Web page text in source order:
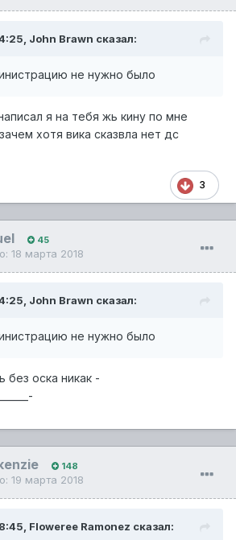
John Brawn сказал:
не нужно было
я на тебя жь кину по мне
хотя вика сказвла нет дс
3
45
18 марта 2018
John Brawn сказал:
не нужно было
без оска никак -
148
19 марта 2018
Floweree Ramonez сказал: